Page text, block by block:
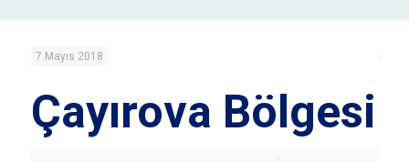
7 Mayıs 2018
Çayırova Bölgesi